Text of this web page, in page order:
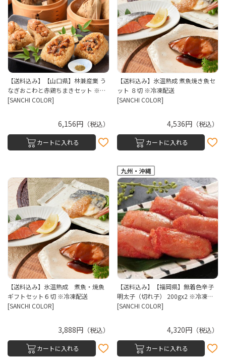
【送料込み】【山口県】林兼産業 う
なぎおこわと赤鶏ちまきセット ※…
[SANCHI COLOR]
6,156円（税込）
カートに入れる
【送料込み】氷温熟成 煮魚焼き魚セ
ット ８切 ※冷凍配送
[SANCHI COLOR]
4,536円 （税込）
カートに入れる
【送料込み】氷温熟成 煮魚・焼魚
ギフトセット６切 ※冷凍配送
[SANCHI COLOR]
3,888円（税込）
カートに入れる
【送料込み】【福岡県】無着色辛子
明太子（切れ子） 200gx2 ※冷凍…
[SANCHI COLOR]
4,320円 （税込）
カートに入れる